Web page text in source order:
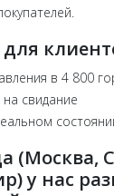
в 4 800
свидание
(Москва,
у нас